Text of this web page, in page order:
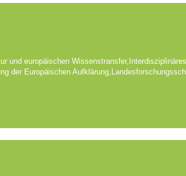
und europäischen
der Europäischen